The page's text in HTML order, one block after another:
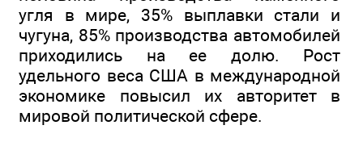
угля в мире, 35% выплавки стали и
чугуна, 85% производства автомобилей
приходились на ее долю. Рост
удельного веса США в международной
экономике повысил их авторитет в
мировой политической сфере.